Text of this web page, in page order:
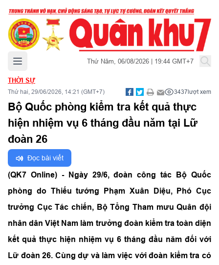
Mở menu chính Thứ Năm, 06/08/2026 | 19:44 GMT+7
THỜI SỰ
Thứ hai, 29/06/2026, 14:21 (GMT+7) 3437lượt xem
Bộ Quốc phòng kiểm tra kết quả thực
hiện nhiệm vụ 6 tháng đầu năm tại Lữ
đoàn 26
Đọc bài viết
(QK7 Online) - Ngày 29/6, đoàn công tác Bộ Quốc
phòng do Thiếu tướng Phạm Xuân Diệu, Phó Cục
trưởng Cục Tác chiến, Bộ Tổng Tham mưu Quân đội
nhân dân Việt Nam làm trưởng đoàn kiểm tra toàn diện
kết quả thực hiện nhiệm vụ 6 tháng đầu năm đối với
Lữ đoàn 26. Cùng dự và làm việc với đoàn kiểm tra có